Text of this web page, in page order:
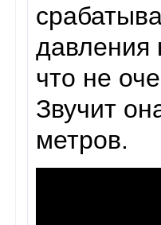
давления
что не
Звучит
метров.